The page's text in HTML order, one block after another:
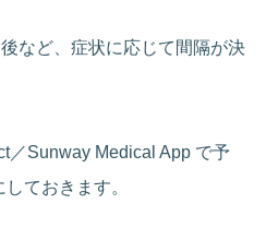
など、症状に応じて間隔が決
／Sunway Medical App で予
ておきます。